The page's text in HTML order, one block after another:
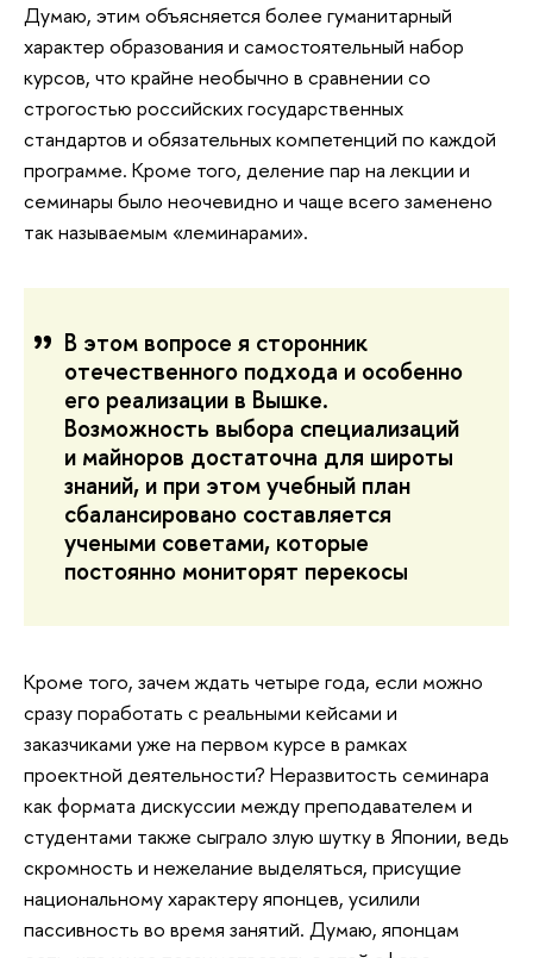
Думаю, этим объясняется более гуманитарный
характер образования и самостоятельный набор
курсов, что крайне необычно в сравнении со
строгостью российских государственных
стандартов и обязательных компетенций по каждой
программе. Кроме того, деление пар на лекции и
семинары было неочевидно и чаще всего заменено
так называемым «леминарами».
В этом вопросе я сторонник
отечественного подхода и особенно
его реализации в Вышке.
Возможность выбора специализаций
и майноров достаточна для широты
знаний, и при этом учебный план
сбалансировано составляется
учеными советами, которые
постоянно мониторят перекосы
Кроме того, зачем ждать четыре года, если можно
сразу поработать с реальными кейсами и
заказчиками уже на первом курсе в рамках
проектной деятельности? Неразвитость семинара
как формата дискуссии между преподавателем и
студентами также сыграло злую шутку в Японии, ведь
скромность и нежелание выделяться, присущие
национальному характеру японцев, усилили
пассивность во время занятий. Думаю, японцам